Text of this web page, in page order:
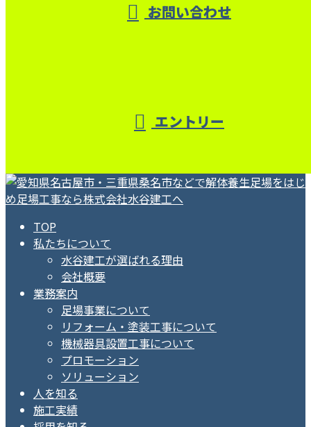
お問い合わせ
エントリー
TOP
私たちについて
水谷建工が選ばれる理由
会社概要
業務案内
足場事業について
リフォーム・塗装工事について
機械器具設置工事について
プロモーション
ソリューション
人を知る
施工実績